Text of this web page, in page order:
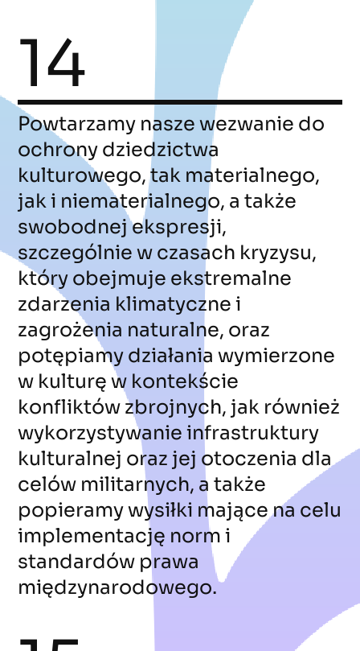
14
Powtarzamy nasze wezwanie do
ochrony dziedzictwa
kulturowego, tak materialnego,
jak i niematerialnego, a także
swobodnej ekspresji,
szczególnie w czasach kryzysu,
który obejmuje ekstremalne
zdarzenia klimatyczne i
zagrożenia naturalne, oraz
potępiamy działania wymierzone
w kulturę w kontekście
konfliktów zbrojnych, jak również
wykorzystywanie infrastruktury
kulturalnej oraz jej otoczenia dla
celów militarnych, a także
popieramy wysiłki mające na celu
implementację norm i
standardów prawa
międzynarodowego.